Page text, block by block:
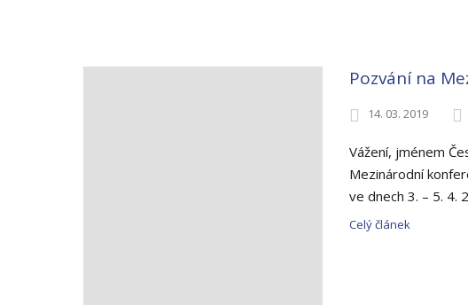
Pozvání na
14. 03. 2019
Vážení, jménem
Mezinárodní
ve dnech 3. – 5. 4.
Celý článek